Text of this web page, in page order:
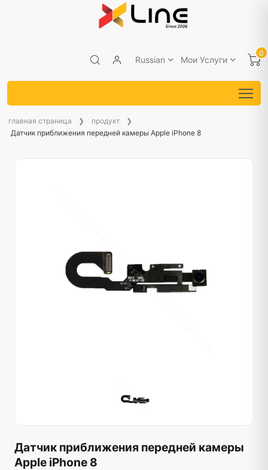
Russian Мои Услуги
0
главная страница
продукт
Датчик приближения передней камеры Apple iPhone 8
Датчик приближения передней камеры
Apple iPhone 8